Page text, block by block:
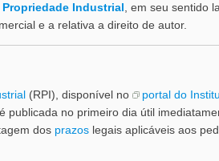
Industrial , em seu sentido
e a relativa a direito de autor.
(RPI), disponível no portal do
no primeiro dia útil
dos prazos legais aplicáveis aos